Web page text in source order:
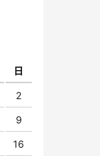
日
2
9
16